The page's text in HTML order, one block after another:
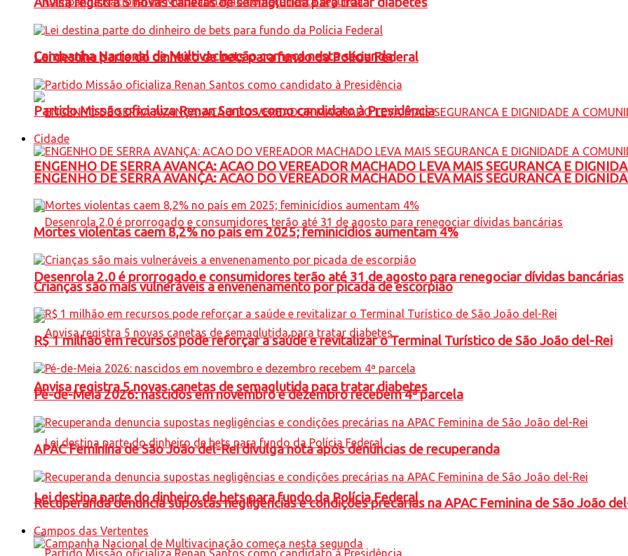
Campanha Nacional de Multivacinação começa nesta segunda
ENGENHO DE SERRA AVANÇA: ACAO DO VEREADOR MACHADO LEVA MAIS SEGURANCA E
Desenrola 2.0 é prorrogado e consumidores terão até 31 de agosto para renegociar dívidas bancárias
Anvisa registra 5 novas canetas de semaglutida para tratar diabetes
Lei destina parte do dinheiro de bets para fundo da Polícia Federal
Lei destina parte do dinheiro de bets para fundo da Polícia Federal
Partido Missão oficializa Renan Santos como candidato à Presidência
Cidade
ENGENHO DE SERRA AVANÇA: ACAO DO VEREADOR MACHADO LEVA MAIS SEGURANCA E
Mortes violentas caem 8,2% no país em 2025; feminicídios aumentam 4%
Crianças são mais vulneráveis a envenenamento por picada de escorpião
R$ 1 milhão em recursos pode reforçar a saúde e revitalizar o Terminal Turístico de São João del-Rei
Pé-de-Meia 2026: nascidos em novembro e dezembro recebem 4ª parcela
APAC Feminina de São João del-Rei divulga nota após denúncias de recuperanda
Recuperanda denuncia supostas negligências e condições precárias na APAC Feminina de São João
Campos das Vertentes